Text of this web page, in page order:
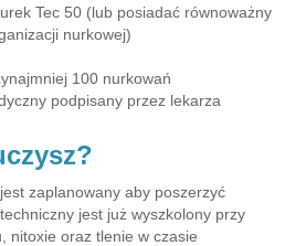
Tec 50 (lub posiadać równoważny
nurkowej)
100 nurkowań
podpisany przez lekarza
zaplanowany aby poszerzyć
jest już wyszkolony przy
nitoxie oraz tlenie w czasie